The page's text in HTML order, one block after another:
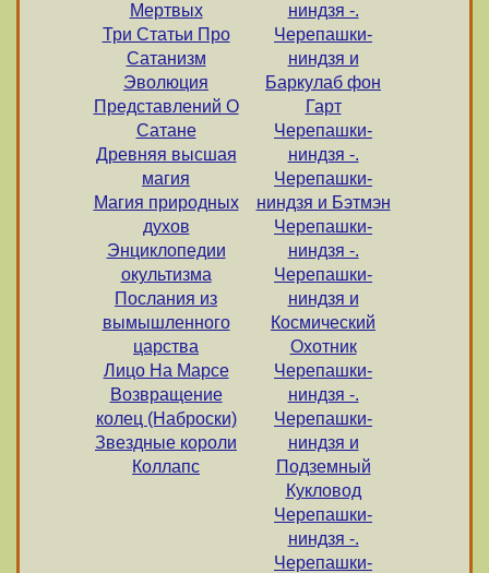
Мертвых
Три Статьи Про
Сатанизм
Эволюция
Представлений О
Сатане
Древняя высшая
магия
Магия природных
духов
Энциклопедии
окультизма
Послания из
вымышленного
царства
Лицо На Марсе
Возвращение
колец (Наброски)
Звездные короли
Коллапс
ниндзя -.
Черепашки-
ниндзя и
Баркулаб фон
Гарт
Черепашки-
ниндзя -.
Черепашки-
ниндзя и Бэтмэн
Черепашки-
ниндзя -.
Черепашки-
ниндзя и
Космический
Охотник
Черепашки-
ниндзя -.
Черепашки-
ниндзя и
Подземный
Кукловод
Черепашки-
ниндзя -.
Черепашки-